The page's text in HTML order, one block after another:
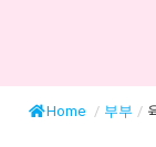
Home / 부부 /